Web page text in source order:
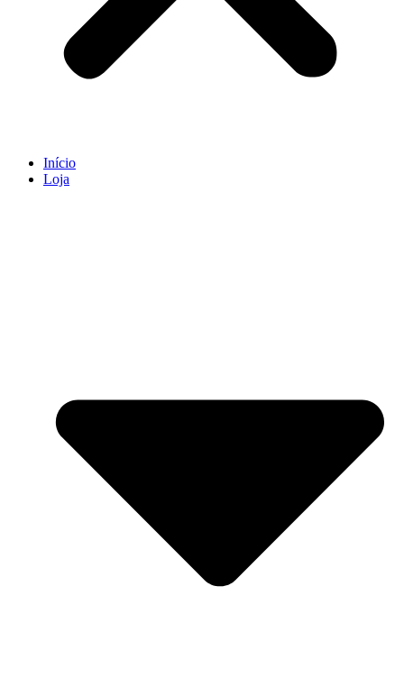
Início
Loja